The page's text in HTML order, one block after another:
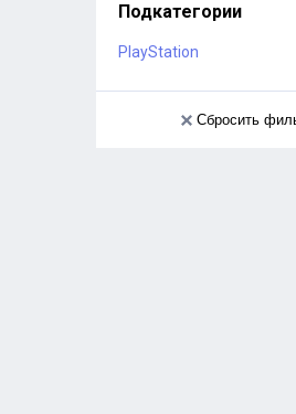
Подкатегории
PlayStation
Сбросить